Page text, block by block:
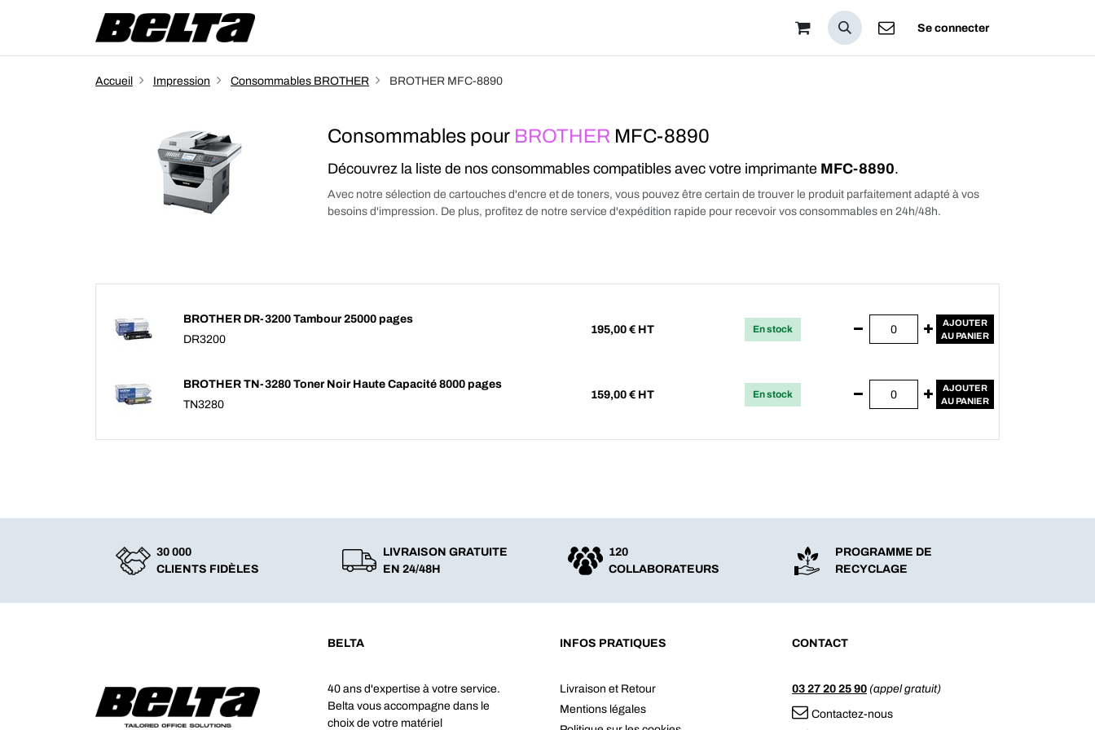
Se connecter
Accueil Impression Consommables BROTHER BROTHER MFC-8890
Consommables pour BROTHER MFC-8890
Découvrez la liste de nos consommables compatibles avec votre imprimante MFC-8890.
Avec notre sélection de cartouches d'encre et de toners, vous pouvez être certain de trouver le produit parfaitement adapté à vos
besoins d'impression. De plus, profitez de notre service d'expédition rapide pour recevoir vos consommables en 24h/48h.
BROTHER DR-3200 Tambour 25000 pages
DR3200
195,00 € HT En stock
AJOUTER
AU PANIER
BROTHER TN-3280 Toner Noir Haute Capacité 8000 pages
TN3280
159,00 € HT En stock
AJOUTER
AU PANIER
30 000
CLIENTS FIDÈLES
LIVRAISON GRATUITE
EN 24/48H
120
COLLABORATEURS
PROGRAMME DE
RECYCLAGE
BELTA
40 ans d'expertise à votre service.
Belta vous accompagne dans le
choix de votre matériel
INFOS PRATIQUES
Livraison et Retour
Mentions légales
CONTACT
03 27 20 25 90 (appel gratuit)
Contactez-nous